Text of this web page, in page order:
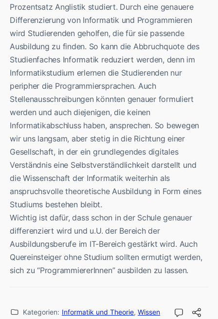
Prozentsatz Anglistik studiert. Durch eine genauere
Differenzierung von Informatik und Programmieren
wird Studierenden geholfen, die für sie passende
Ausbildung zu finden. So kann die Abbruchquote des
Studienfaches Informatik reduziert werden, denn im
Informatikstudium erlernen die Studierenden nur
peripher die Programmiersprachen. Auch
Stellenausschreibungen könnten genauer formuliert
werden und auch diejenigen, die keinen
Informatikabschluss haben, ansprechen. So bewegen
wir uns langsam, aber stetig in die Richtung einer
Gesellschaft, in der ein grundlegendes digitales
Verständnis eine Selbstverständlichkeit darstellt und
die Wissenschaft der Informatik weiterhin als
anspruchsvolle theoretische Ausbildung in Form eines
Studiums bestehen bleibt.
Wichtig ist dafür, dass schon in der Schule genauer
differenziert wird und u.U. der Bereich der
Ausbildungsberufe im IT-Bereich gestärkt wird. Auch
Quereinsteiger ohne Studium sollten ermutigt werden,
sich zu “ProgrammiererInnen” ausbilden zu lassen.
Kategorien: Informatik und Theorie, Wissen